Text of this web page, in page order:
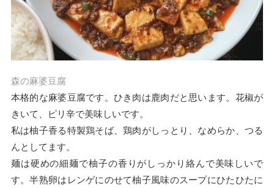
森の麻婆豆腐
本格的な麻婆豆腐です。ひき肉は鹿肉だと思います。花椒が
きいて、ピリ辛で美味しいです。
私は柚子香る特製鶏そば、鶏肉がしっとり、なめらか、つる
んとしてます。
麺は硬めの細麺で柚子の香りがしっかり絡んで美味しいで
す。半熟卵はレンゲにのせて柚子風味のスープにひたひたに